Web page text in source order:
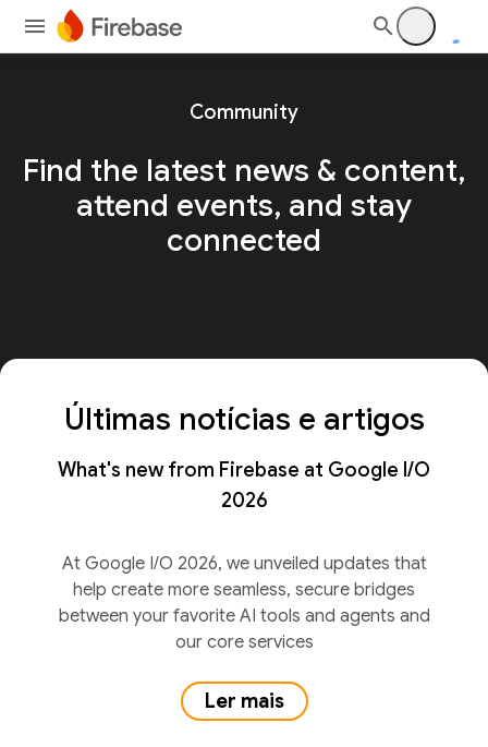
Community
Find the latest news & content,
attend events, and stay
connected
Últimas notícias e artigos
What's new from Firebase at Google I/O
2026
At Google I/O 2026, we unveiled updates that
help create more seamless, secure bridges
between your favorite AI tools and agents and
our core services
Ler mais